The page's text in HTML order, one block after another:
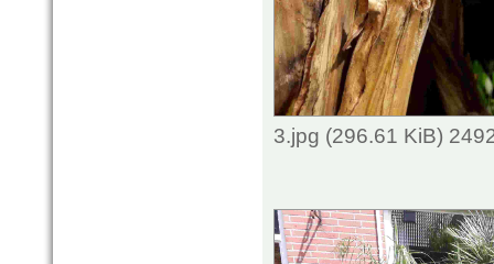
3.jpg (296.61 KiB)